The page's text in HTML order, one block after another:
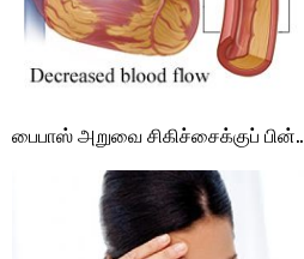
பைபாஸ் அறுவை சிகிச்சைக்குப் பின்..